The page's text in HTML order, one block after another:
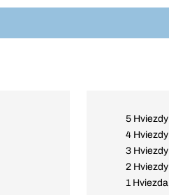
5 Hviezdy
4 Hviezdy
3 Hviezdy
2 Hviezdy
1 Hviezda